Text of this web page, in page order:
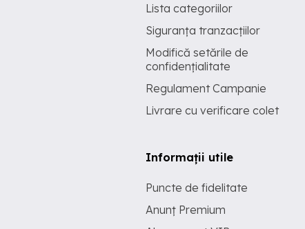
Lista categoriilor
Siguranța tranzacțiilor
Modifică setările de
confidențialitate
Regulament Campanie
Livrare cu verificare colet
Informații utile
Puncte de fidelitate
Anunț Premium